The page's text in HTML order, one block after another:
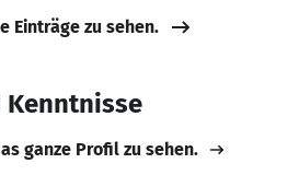
Einträge zu sehen.
Kenntnisse
ganze Profil zu sehen.